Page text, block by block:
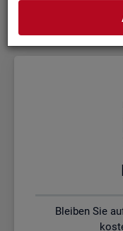
Bleiben Sie